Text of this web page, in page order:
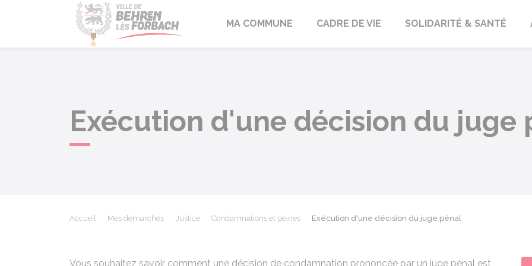
Behren-lès-Forbach
MA COMMUNE CADRE DE VIE SOLIDARITÉ & SANTÉ
Exécution d'une décision du juge
Accueil Mes démarches Justice Condamnations et peines Exécution d'une décision du juge pénal
Vous souhaitez savoir comment une décision de condamnation prononcée par un juge pénal est